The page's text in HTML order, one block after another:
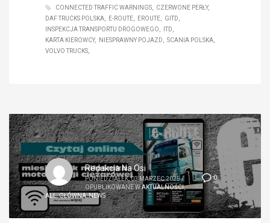
CONNECTED TRAFFIC WARNINGS
CZERWONE PERŁY
DAF TRUCKS POLSKA
E-ROUTE EROUTE
GITD
INSPEKCJA TRANSPORTU DROGOWEGO
ITD
KARTA KIEROWCY
NIESPRAWNY POJAZD
SCANIA POLSKA
VOLVO TRUCKS
0
Redakcja Na Osi
PONIEDZIAŁEK, 03 MARZEC 2025/
OPUBLIKOWANE WAKTUALNOŚCI,
ALL,GŁÓWNA,NEWS